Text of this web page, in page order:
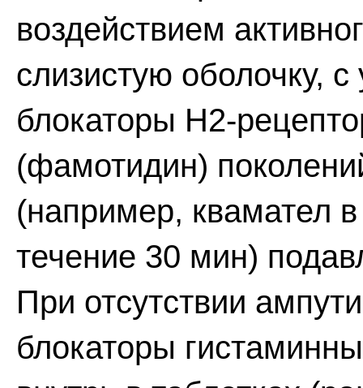
воздействием
слизистую оболочку,
блокаторы Н2-
(фамотидин)
(например, квамател
течение 30 мин)
При отсутствии
блокаторы